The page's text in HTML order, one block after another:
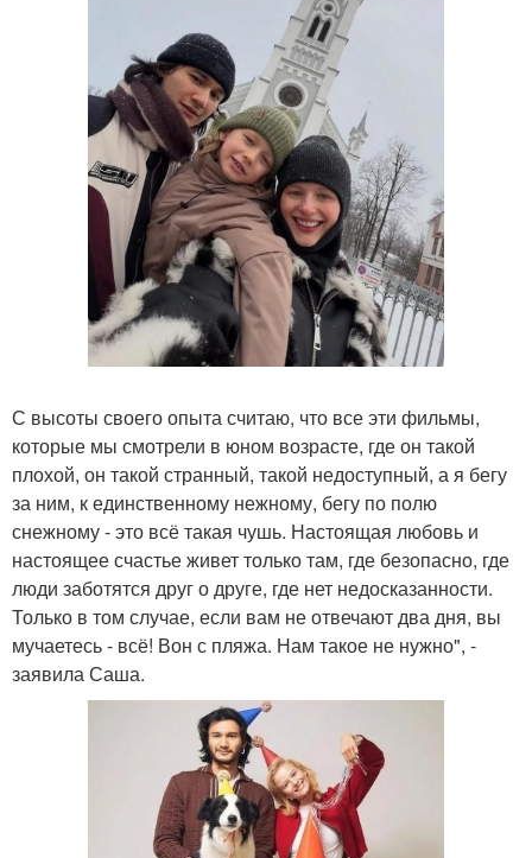
С высоты своего опыта считаю, что все эти фильмы,
которые мы смотрели в юном возрасте, где он такой
плохой, он такой странный, такой недоступный, а я бегу
за ним, к единственному нежному, бегу по полю
снежному - это всё такая чушь. Настоящая любовь и
настоящее счастье живет только там, где безопасно, где
люди заботятся друг о друге, где нет недосказанности.
Только в том случае, если вам не отвечают два дня, вы
мучаетесь - всё! Вон с пляжа. Нам такое не нужно", -
заявила Саша.